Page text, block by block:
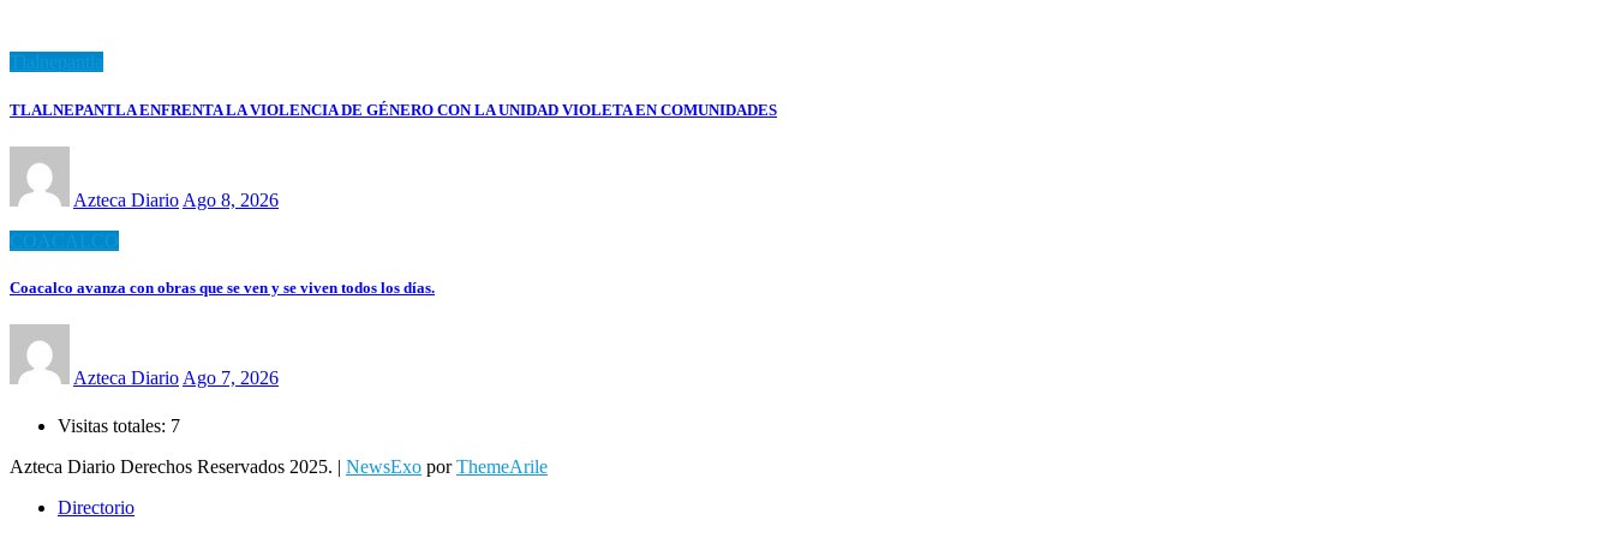
TLALNEPANTLA ENFRENTA LA VIOLENCIA DE GÉNERO CON LA UNIDAD VIOLETA EN COMUNIDADES
Azteca Diario Ago 8, 2026
Coacalco avanza con obras que se ven y se viven todos los días.
Azteca Diario Ago 7, 2026
Visitas totales: 7
Azteca Diario Derechos Reservados 2025. | NewsExo porThemeArile
Directorio